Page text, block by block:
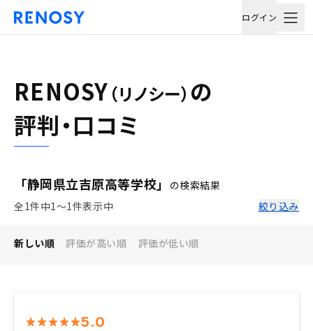
ログイン
RENOSY （リノシー） の
評判・口コミ
「静岡県立吉原高等学校」
の検索結果
全1件中1〜1件表示中
絞り込み
新しい順 評価が高い順 評価が低い順
5.0